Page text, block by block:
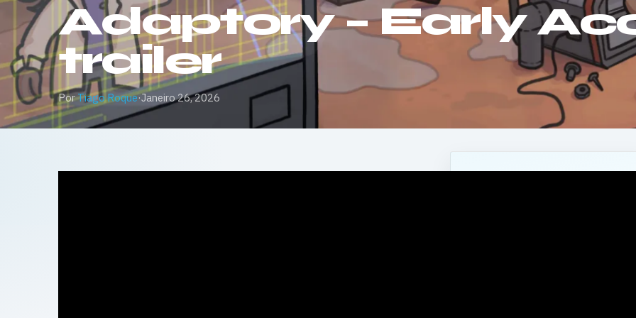
Adaptory – Early
trailer
PorTiago Roque·Janeiro 26, 2026